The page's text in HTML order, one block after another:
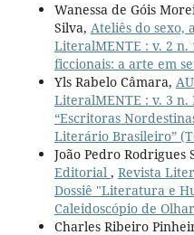
Wanessa de Góis
Silva, Ateliês do sexo,
LiteralMENTE : v. 2 n.
ficcionais: a arte em
Yls Rabelo Câmara,
LiteralMENTE : v. 3 n.
“Escritoras
Literário Brasileiro”
João Pedro Rodrigues
Editorial , Revista
Dossiê "Literatura e
Caleidoscópio de
Charles Ribeiro